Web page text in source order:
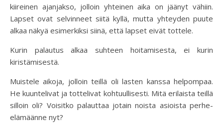
kiireinen ajanjakso, jolloin yhteinen aika on jäänyt vähiin.
Lapset ovat selvinneet siitä kyllä, mutta yhteyden puute
alkaa näkyä esimerkiksi siinä, että lapset eivät tottele.
Kurin palautus alkaa suhteen hoitamisesta, ei kurin
kiristämisestä.
Muistele aikoja, jolloin teillä oli lasten kanssa helpompaa.
He kuuntelivat ja tottelivat kohtuullisesti. Mitä erilaista teillä
silloin oli? Voisitko palauttaa jotain noista asioista perhe-
elämäänne nyt?